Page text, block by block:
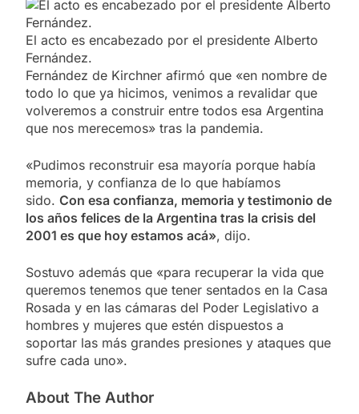
El acto es encabezado por el presidente Alberto
Fernández.
Fernández de Kirchner afirmó que «en nombre de
todo lo que ya hicimos, venimos a revalidar que
volveremos a construir entre todos esa Argentina
que nos merecemos» tras la pandemia.
«Pudimos reconstruir esa mayoría porque había
memoria, y confianza de lo que habíamos
sido. Con esa confianza, memoria y testimonio de
los años felices de la Argentina tras la crisis del
2001 es que hoy estamos acá», dijo.
Sostuvo además que «para recuperar la vida que
queremos tenemos que tener sentados en la Casa
Rosada y en las cámaras del Poder Legislativo a
hombres y mujeres que estén dispuestos a
soportar las más grandes presiones y ataques que
sufre cada uno».
About The Author